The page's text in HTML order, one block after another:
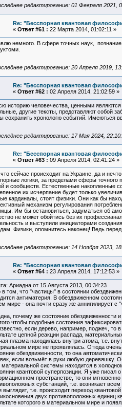
редактирование: 01 Февраля 2021,
Re: "Бесспорная квантовая
« Ответ #61 : 22 Марта 2014, 01:02:11 »
немного. В сфере точных наук,
редактирование: 20 Апреля 2019,
Re: "Бесспорная квантовая
« Ответ #62 : 02 Апреля 2014, 21:02:59 »
историю человечества, ценными
другие тексты, представляют собой
сохранить хронологю событий. Имеються
редактирование: 17 Мая 2024,
Re: "Бесспорная квантовая
« Ответ #63 : 09 Апреля 2014, 02:41:24 »
что сейчас происходит на Украине, да и
логики, за пределами сферы точного
и сообществ. Естественные накопленные
их исчерпание будет только
кардиналы, стоят физики. Они как бы
механизм регулирования
Им бы остановиться, задуматься об
не может обойтись без их
и выступили инициаторами
Физики, опомнитесь наконец! Ведь
редактирование: 14 Ноября 2023,
Re: "Бесспорная квантовая
« Ответ #64 : 23 Апреля 2014, 17:12:53 »
Ариадна от 15 Августа 2013, 00:34:23
в том, что "частицы" в состоянии
антиматерия. В обездвиженном
мире - она почти сразу же аннигилирует с
почему же состояние обездвиженности
чтобы подобные состояния
если дерево, например, поджеч, то
цепной реакции распада,
плазма находилась внутри атома, т.е.
мире не проявлялась. Отюда
обездвиженности, то она
если возьмёт в руки любую деревяшку.
материальной системы находится в
квантовой суперпозиции. Я уже писал
пространстве, то они мгновенно
субстанций, т.е. возникает
выглядит, т.е. происходит переход
двух противоположных единиц
которого в материальном мире и